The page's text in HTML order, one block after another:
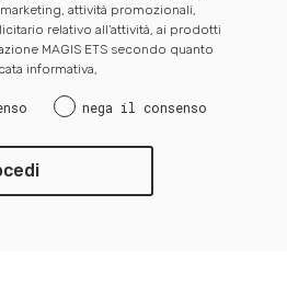
attività promozionali,
relativo all’attività, ai prodotti
MAGIS ETS secondo quanto
informativa,
nega il consenso